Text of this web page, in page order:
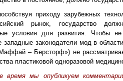
приходу зарубежных
рынок, государство
условия для развития. Чтобы
законодатели мод в
– Берсторф») не
пластиковой одноразовой
время мы опубликуем